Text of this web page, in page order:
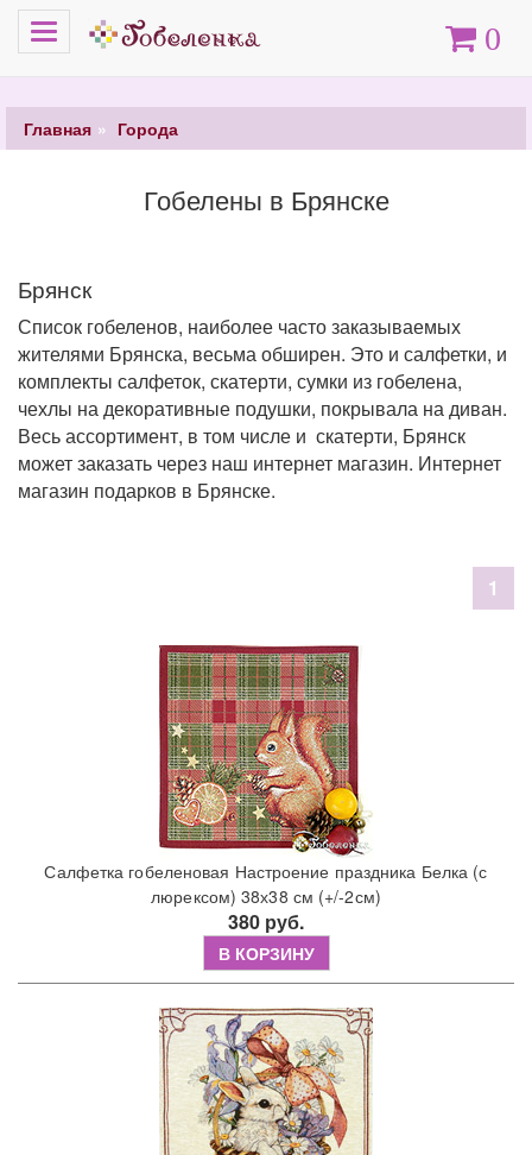
Меню Корзина
0
Главная Города
Гобелены в Брянске
Брянск
Список гобеленов, наиболее часто заказываемых
жителями Брянска, весьма обширен. Это и салфетки, и
комплекты салфеток, скатерти, сумки из гобелена,
чехлы на декоративные подушки, покрывала на диван.
Весь ассортимент, в том числе и скатерти, Брянск
может заказать через наш интернет магазин. Интернет
магазин подарков в Брянске.
1
Салфетка гобеленовая Настроение праздника Белка (с
люрексом) 38х38 см (+/-2см)
380 руб.
В КОРЗИНУ